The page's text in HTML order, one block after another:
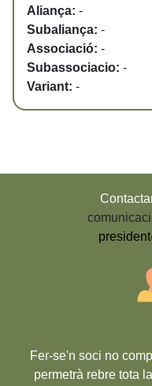
Aliança: -
Subaliança: -
Associació: -
Subassociacio: -
Variant: -
Fer-se'n soci no
permetrà rebre tota